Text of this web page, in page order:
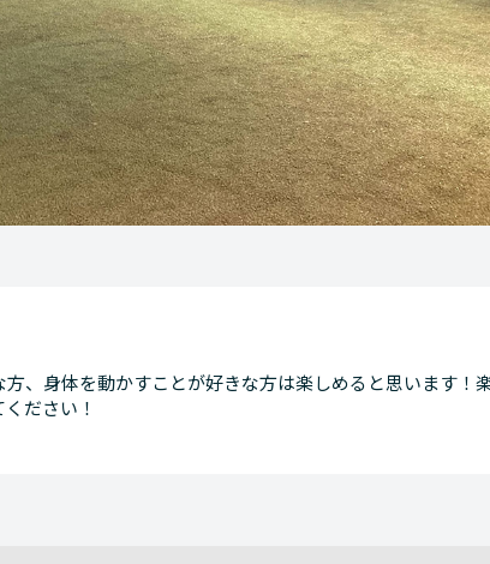
、身体を動かすことが好きな方は楽しめると思います！
ださい！